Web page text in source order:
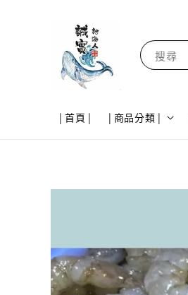
搜尋
| 首頁 | | 商品分類 |